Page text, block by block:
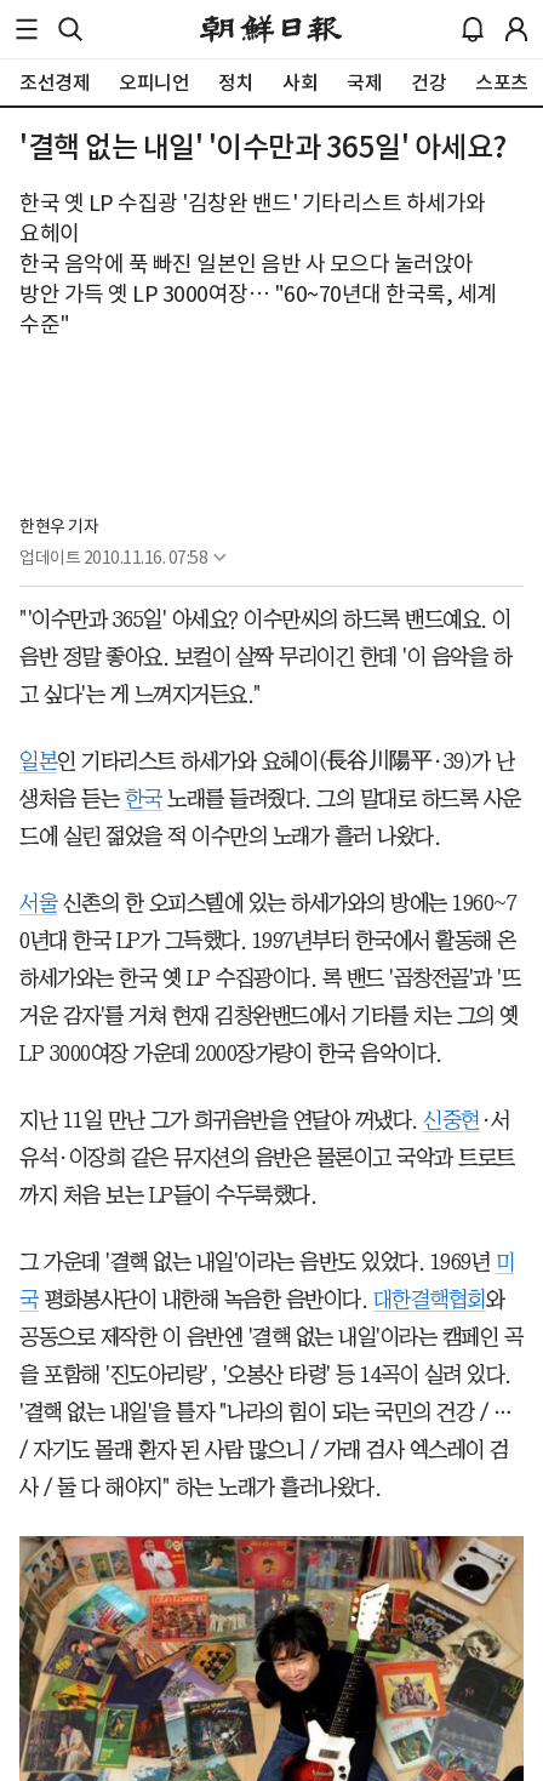
조선경제 오피니언 정치 사회 국제 건강 스포츠
'결핵 없는 내일' '이수만과 365일' 아세요?
한국 옛 LP 수집광 '김창완 밴드' 기타리스트 하세가와
요헤이
한국 음악에 푹 빠진 일본인 음반 사 모으다 눌러앉아
방안 가득 옛 LP 3000여장… "60~70년대 한국록, 세계
수준"
한현우 기자
업데이트 2010.11.16. 07:58
"'이수만과 365일' 아세요? 이수만씨의 하드록 밴드예요. 이
음반 정말 좋아요. 보컬이 살짝 무리이긴 한데 '이 음악을 하
고 싶다'는 게 느껴지거든요."
일본인 기타리스트 하세가와 요헤이(長谷川陽平·39)가 난
생처음 듣는 한국노래를 들려줬다. 그의 말대로 하드록 사운
드에 실린 젊었을 적 이수만의 노래가 흘러 나왔다.
서울신촌의 한 오피스텔에 있는 하세가와의 방에는 1960~7
0년대 한국 LP가 그득했다. 1997년부터 한국에서 활동해 온
하세가와는 한국 옛 LP 수집광이다. 록 밴드 '곱창전골'과 '뜨
거운 감자'를 거쳐 현재 김창완밴드에서 기타를 치는 그의 옛
LP 3000여장 가운데 2000장가량이 한국 음악이다.
지난 11일 만난 그가 희귀음반을 연달아 꺼냈다. 신중현 ·서
유석·이장희 같은 뮤지션의 음반은 물론이고 국악과 트로트
까지 처음 보는 LP들이 수두룩했다.
그 가운데 '결핵 없는 내일'이라는 음반도 있었다. 1969년 미
국평화봉사단이 내한해 녹음한 음반이다. 대한결핵협회와
공동으로 제작한 이 음반엔 '결핵 없는 내일'이라는 캠페인 곡
을 포함해 '진도아리랑', '오봉산 타령' 등 14곡이 실려 있다.
'결핵 없는 내일'을 틀자 "나라의 힘이 되는 국민의 건강 / …
/ 자기도 몰래 환자 된 사람 많으니 / 가래 검사 엑스레이 검
사 / 둘 다 해야지" 하는 노래가 흘러나왔다.